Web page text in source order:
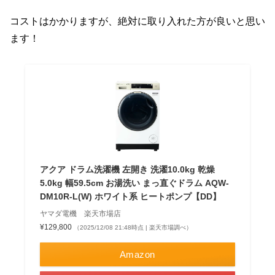
コストはかかりますが、絶対に取り入れた方が良いと思い
ます！
アクア ドラム洗濯機 左開き 洗濯10.0kg 乾燥
5.0kg 幅59.5cm お湯洗い まっ直ぐドラム AQW-
DM10R-L(W) ホワイト系 ヒートポンプ【DD】
ヤマダ電機 楽天市場店
¥129,800
（2025/12/08 21:48時点 | 楽天市場調べ）
Amazon